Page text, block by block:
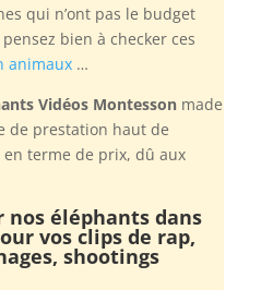
qui n’ont pas le budget
bien à checker ces
animaux…
Vidéos Montessonmade
de prestation haut de
terme de prix, dû aux
nos éléphants dans
vos clips de rap,
shootings